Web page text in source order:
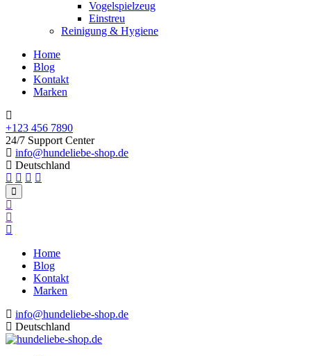
Vogelspielzeug
Einstreu
Reinigung & Hygiene
Home
Blog
Kontakt
Marken
+123 456 7890
24/7 Support Center
info@hundeliebe-shop.de
Deutschland
Home
Blog
Kontakt
Marken
info@hundeliebe-shop.de
Deutschland